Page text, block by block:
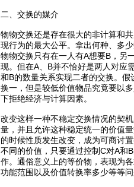
二、交换的媒介
物物交换还是存在很大的非计算和
现行为的最大公平。拿出何种、多
物物交换只有在一人有A想要B，另
现。但在A、B并不恰好是两人对应
和B的数量关系实现二者的交换。
换一，但是较低价值物品究竟要以
下拒绝经济与计算因素。
改变这样一种不稳定交换情况的契
量，并且允许这种稳定统一的价值
的时候性质发生改变，成为可商讨
不同的价值，只要通过控制C对A和
作。通俗意义上的等价物，表现为
功能范围以及价值转换率多少等等